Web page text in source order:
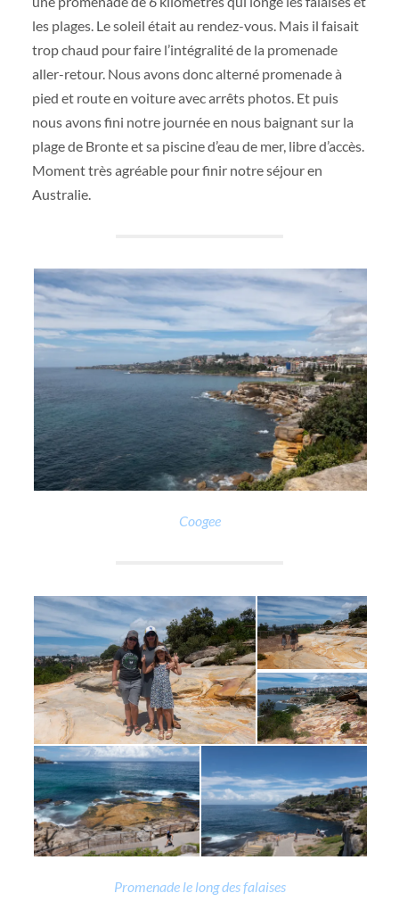
les plages. Le soleil était au rendez-vous. Mais il faisait
trop chaud pour faire l’intégralité de la promenade
aller-retour. Nous avons donc alterné promenade à
pied et route en voiture avec arrêts photos. Et puis
nous avons fini notre journée en nous baignant sur la
plage de Bronte et sa piscine d’eau de mer, libre d’accès.
Moment très agréable pour finir notre séjour en
Australie.
Coogee
Promenade le long des falaises